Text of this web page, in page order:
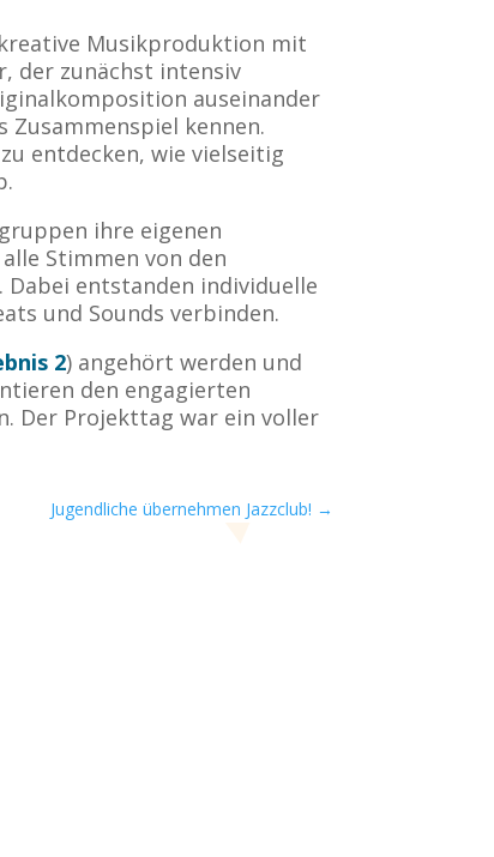
Musikproduktion mit
der zunächst intensiv
auseinander
kennen.
entdecken, wie vielseitig
ihre eigenen
Stimmen von den
entstanden individuelle
und Sounds verbinden.
2) angehört werden und
den engagierten
Der Projekttag war ein voller
Jugendliche übernehmen Jazzclub! →